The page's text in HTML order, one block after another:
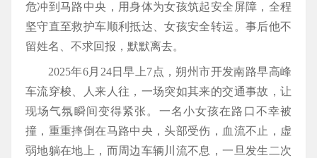
危冲到马路中央，用身体为女孩筑起安全屏障，全程
坚守直至救护车顺利抵达、女孩安全转运。事后他不
留姓名、不求回报，默默离去。
2025年6月24日早上7点，朔州市开发南路早高峰
车流穿梭、人来人往，一场突如其来的交通事故，让
现场气氛瞬间变得紧张。一名小女孩在路口不幸被
撞，重重摔倒在马路中央，头部受伤，血流不止，虚
弱地躺在地上，而周边车辆川流不息，一旦发生二次